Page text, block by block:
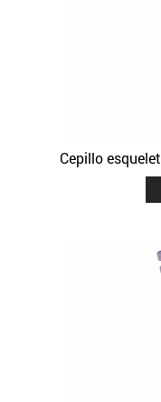
Cepillo